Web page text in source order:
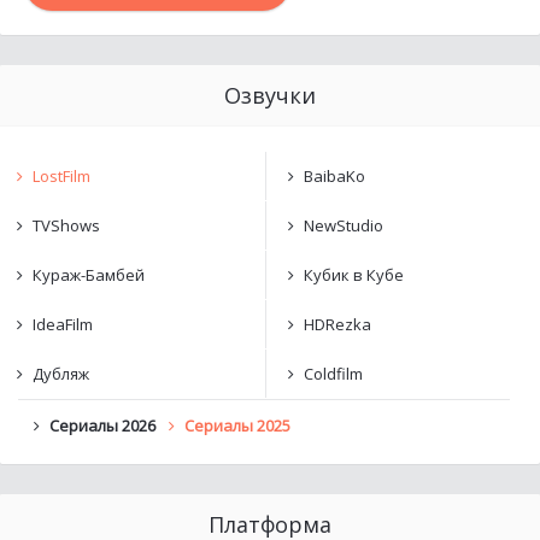
Озвучки
LostFilm BaibaKo
TVShows NewStudio
Кураж-Бамбей Кубик в Кубе
IdeaFilm HDRezka
Дубляж Coldfilm
Сериалы 2026 Сериалы 2025
Платформа